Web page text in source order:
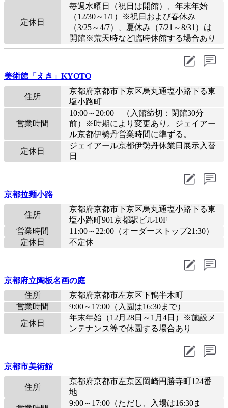
定休日
毎週水曜日（祝日は開館）、年末年始
（12/30～1/1）※祝日および春休み
（3/25～4/7）、夏休み（7/21～8/31）は
開館※荒天時など臨時休館する場合あり
美術館「えき」KYOTO
住所
京都府京都市下京区烏丸通塩小路下る東
塩小路町
営業時間
10:00～20:00 （入館締切：閉館30分
前）※時期により変更あり。ジェイアー
ル京都伊勢丹営業時間に準ずる。
定休日
ジェイアール京都伊勢丹休業日展示入替
日
京都拉麺小路
住所
京都府京都市下京区烏丸通塩小路下る東
塩小路町901京都駅ビル10F
営業時間
11:00～22:00（オーダーストップ21:30）
定休日
不定休
京都府立陶板名画の庭
住所
京都府京都市左京区下鴨半木町
営業時間
9:00～17:00（入園は16:30まで）
定休日
年末年始（12月28日～1月4日）※施設メ
ンテナンス等で休園する場合あり
京都市美術館
住所
京都府京都市左京区岡崎円勝寺町124番
地
9:00～17:00（ただし、入場は16:30ま